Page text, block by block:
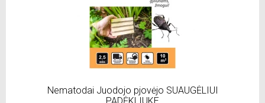
Nematodai Juodojo pjovėjo SUAUGĖLIUI